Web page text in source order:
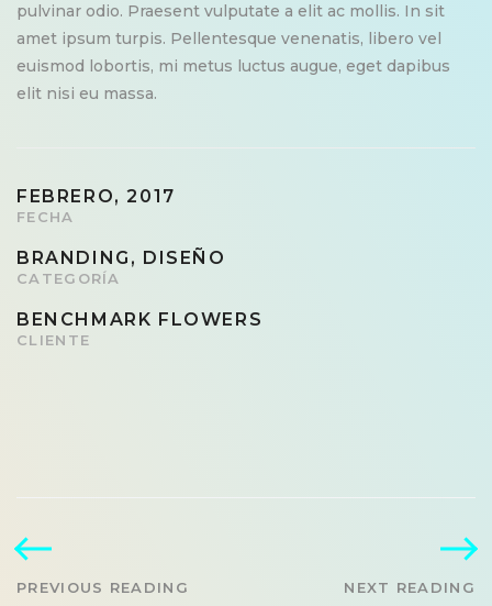
pulvinar odio. Praesent vulputate a elit ac mollis. In sit
amet ipsum turpis. Pellentesque venenatis, libero vel
euismod lobortis, mi metus luctus augue, eget dapibus
elit nisi eu massa.
FEBRERO, 2017
FECHA
BRANDING, DISEÑO
CATEGORÍA
BENCHMARK FLOWERS
CLIENTE
PREVIOUS READING NEXT READING